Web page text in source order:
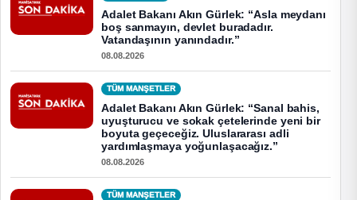
Adalet Bakanı Akın Gürlek: “Asla meydanı
boş sanmayın, devlet buradadır.
Vatandaşının yanındadır.”
08.08.2026
TÜM MANŞETLER
Adalet Bakanı Akın Gürlek: “Sanal bahis,
uyuşturucu ve sokak çetelerinde yeni bir
boyuta geçeceğiz. Uluslararası adli
yardımlaşmaya yoğunlaşacağız.”
08.08.2026
TÜM MANŞETLER